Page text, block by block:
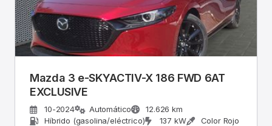
Mazda 3 e-SKYACTIV-X 186 FWD 6AT
EXCLUSIVE
10-2024 Automático
12.626 km
Híbrido (gasolina/eléctrico)
137 kW Color Rojo